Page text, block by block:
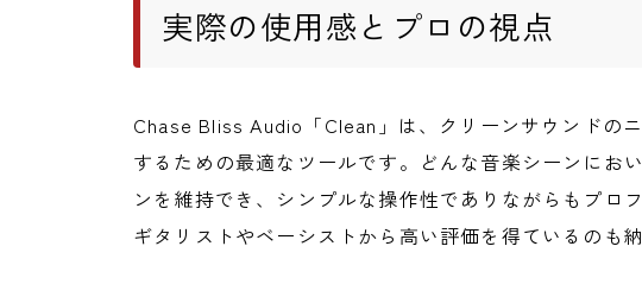
実際の使用感とプロの視点
Chase Bliss Audio「Clean」は、クリーンサウンドの
するための最適なツールです。どんな音楽シーンにお
ンを維持でき、シンプルな操作性でありながらもプロ
ギタリストやベーシストから高い評価を得ているのも